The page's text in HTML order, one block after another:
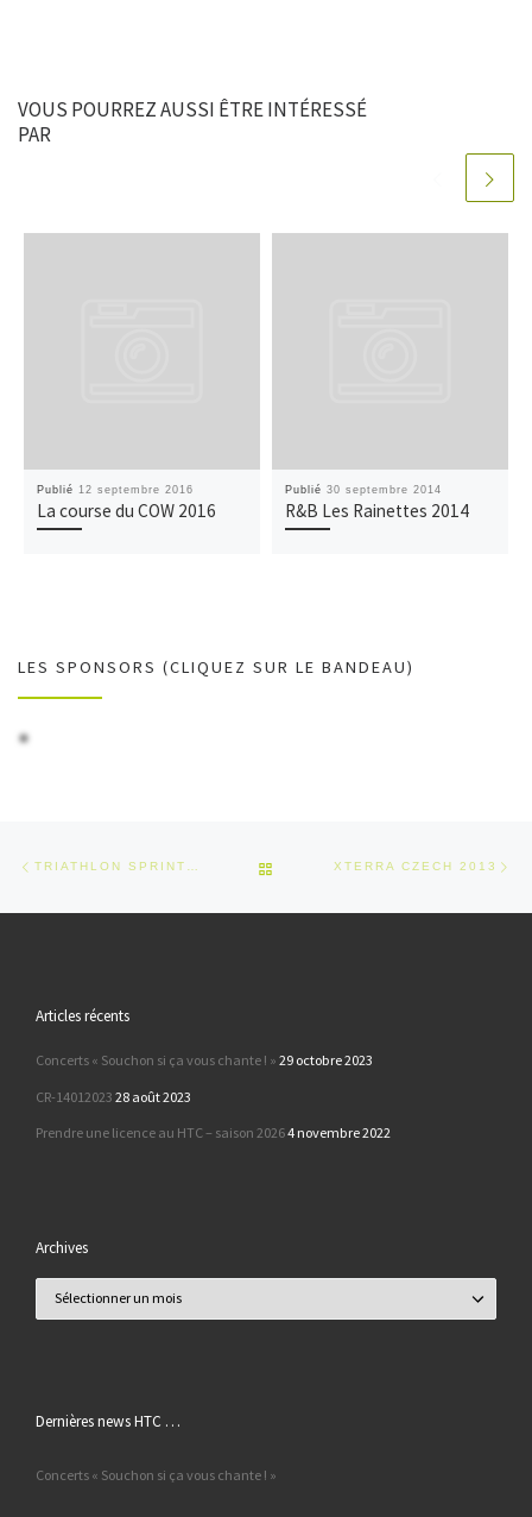
VOUS POURREZ AUSSI ÊTRE INTÉRESSÉ
PAR
Publié 12 septembre 2016
La course du COW 2016
Publié 30 septembre 2014
R&B Les Rainettes 2014
LES SPONSORS (CLIQUEZ SUR LE BANDEAU)
TRIATHLON SPRINT DE DOLE RETOUR À LA LISTE DES
XTERRA CZECH 2013
Articles récents
Concerts « Souchon si ça vous chante ! » 29 octobre 2023
CR-14012023 28 août 2023
Prendre une licence au HTC – saison 20264 novembre 2022
Archives
Dernières news HTC …
Concerts « Souchon si ça vous chante ! »